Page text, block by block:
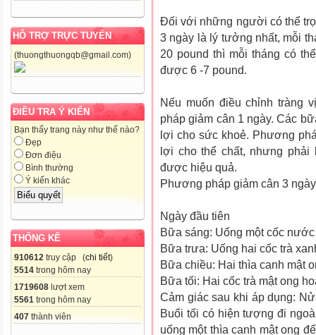
HỖ TRỢ TRỰC TUYẾN
(thuongthuongqb@gmail.com)
ĐIỀU TRA Ý KIẾN
Bạn thấy trang này như thế nào?
Đẹp
Đơn điệu
Bình thường
Ý kiến khác
THỐNG KÊ
910612 truy cập (chi tiết)
5514 trong hôm nay
1719608 lượt xem
5561 trong hôm nay
407 thành viên
Đối với những người có thể
3 ngày là lý tưởng nhất, mỗi
20 pound thì mỗi tháng có
được 6 -7 pound.
Nếu muốn điều chỉnh tràng
pháp giảm cân 1 ngày. Các
lợi cho sức khoẻ. Phương
lợi cho thể chất, nhưng
được hiệu quả.
Phương pháp giảm cân 3 ngày
Ngày đầu tiên
Bữa sáng: Uống một cốc
Bữa trưa: Uống hai cốc trà
Bữa chiều: Hai thìa canh mật
Bữa tối: Hai cốc trà mật ong
Cảm giác sau khi áp dụng:
Buổi tối có hiện tượng đi
uống một thìa canh mật ong